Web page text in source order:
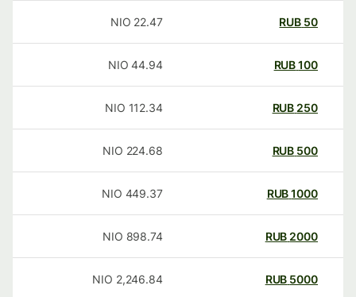
50
RUB
22.47
NIO
100
RUB
44.94
NIO
250
RUB
112.34
NIO
500
RUB
224.68
NIO
1000
RUB
449.37
NIO
2000
RUB
898.74
NIO
5000
RUB
2,246.84
NIO